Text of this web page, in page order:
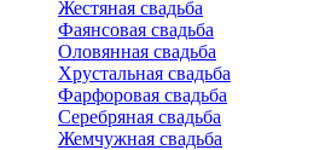
Жестяная свадьба
Фаянсовая свадьба
Оловянная свадьба
Хрустальная свадьба
Фарфоровая свадьба
Серебряная свадьба
Жемчужная свадьба